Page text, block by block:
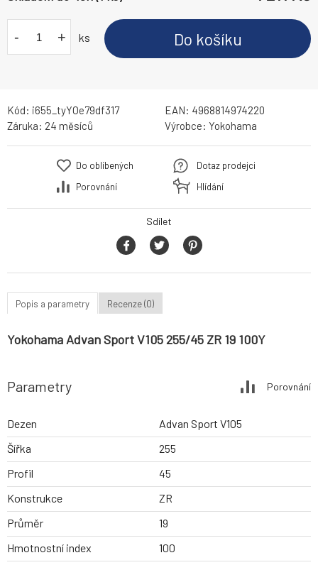
- + ks Do košíku
Kód: i655_tyYOe79df317 EAN: 4968814974220
Záruka: 24 měsíců Výrobce: Yokohama
Do oblíbených
Porovnání
Dotaz prodejci
Hlídání
Sdílet
Popis a parametry Recenze (0)
Yokohama Advan Sport V105 255/45 ZR 19 100Y
Parametry Porovnání
Dezen
Advan Sport V105
Šířka
255
Profil
45
Konstrukce
ZR
Průměr
19
Hmotnostní index
100